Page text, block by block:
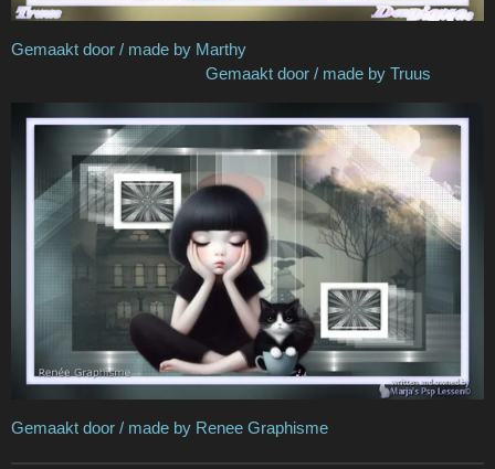
Gemaakt door / made by Marthy
Gemaakt door / made by Truus
Gemaakt door / made by Renee Graphisme